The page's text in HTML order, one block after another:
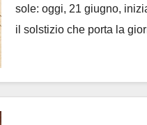
sole: oggi, 21 giugno,
il solstizio che porta la